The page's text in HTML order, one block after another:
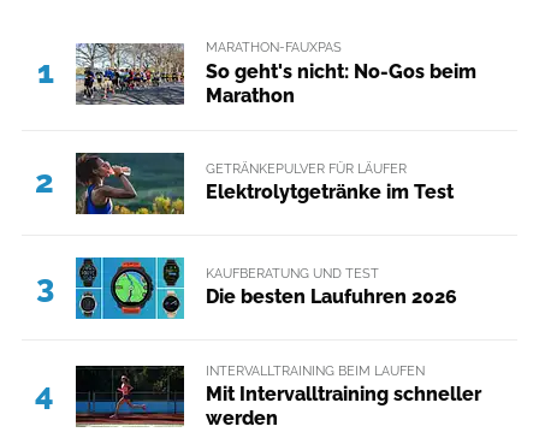
1
MARATHON-FAUXPAS
So geht's nicht: No-Gos beim
Marathon
2 GETRÄNKEPULVER FÜR LÄUFER
Elektrolytgetränke im Test
3 KAUFBERATUNG UND TEST
Die besten Laufuhren 2026
4
INTERVALLTRAINING BEIM LAUFEN
Mit Intervalltraining schneller
werden